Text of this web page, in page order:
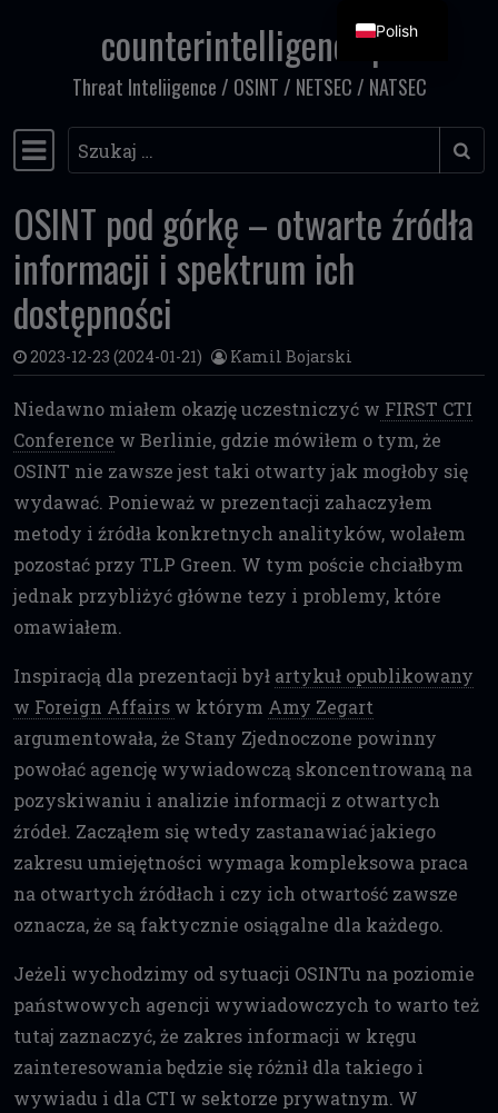
Przejdź do treścicounterintelligence.pl
Threat Inteliigence / OSINT / NETSEC / NATSEC
Główna nawigacja
Szukaj
OSINT pod górkę – otwarte źródła
informacji i spektrum ich
dostępności
2023-12-23 (2024-01-21) Kamil Bojarski
Niedawno miałem okazję uczestniczyć w FIRST CTI
Conference w Berlinie, gdzie mówiłem o tym, że
OSINT nie zawsze jest taki otwarty jak mogłoby się
wydawać. Ponieważ w prezentacji zahaczyłem
metody i źródła konkretnych analityków, wolałem
pozostać przy TLP Green. W tym poście chciałbym
jednak przybliżyć główne tezy i problemy, które
omawiałem.
Inspiracją dla prezentacji był artykuł opublikowany
w Foreign Affairs w którym Amy Zegart
argumentowała, że Stany Zjednoczone powinny
powołać agencję wywiadowczą skoncentrowaną na
pozyskiwaniu i analizie informacji z otwartych
źródeł. Zacząłem się wtedy zastanawiać jakiego
zakresu umiejętności wymaga kompleksowa praca
na otwartych źródłach i czy ich otwartość zawsze
oznacza, że są faktycznie osiągalne dla każdego.
Jeżeli wychodzimy od sytuacji OSINTu na poziomie
państwowych agencji wywiadowczych to warto też
tutaj zaznaczyć, że zakres informacji w kręgu
zainteresowania będzie się różnił dla takiego i
wywiadu i dla CTI w sektorze prywatnym. W
Polish